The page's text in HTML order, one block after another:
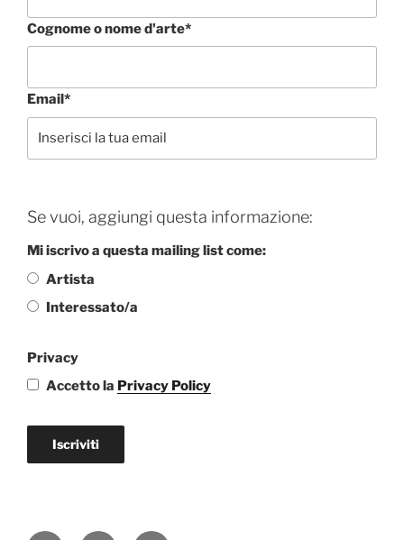
Cognome o nome d'arte*
Email*
Se vuoi, aggiungi questa informazione:
Mi iscrivo a questa mailing list come:
Artista
Interessato/a
Privacy
Accetto la Privacy Policy
Iscriviti